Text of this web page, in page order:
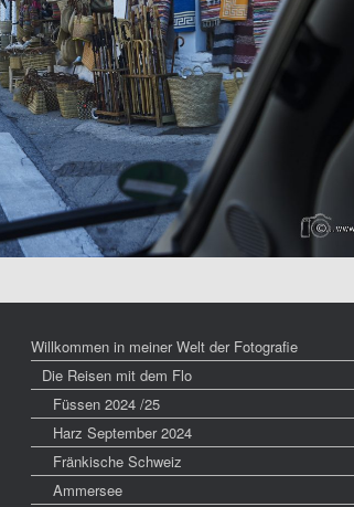
Willkommen in meiner Welt der Fotografie
Die Reisen mit dem Flo
Füssen 2024 /25
Harz September 2024
Fränkische Schweiz
Ammersee